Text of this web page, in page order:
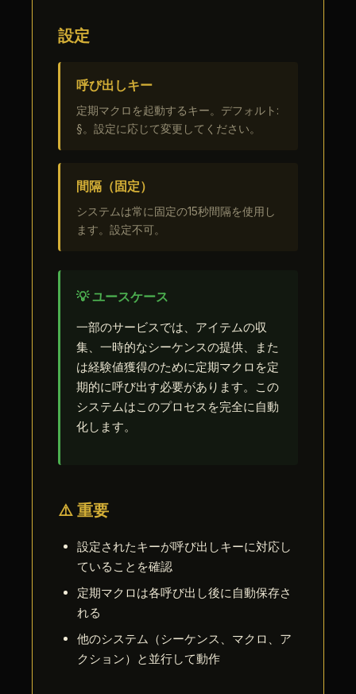
設定
呼び出しキー
定期マクロを起動するキー。デフォルト:
§。設定に応じて変更してください。
間隔（固定）
システムは常に固定の15秒間隔を使用し
ます。設定不可。
💡 ユースケース
一部のサービスでは、アイテムの収
集、一時的なシーケンスの提供、また
は経験値獲得のために定期マクロを定
期的に呼び出す必要があります。この
システムはこのプロセスを完全に自動
化します。
⚠️ 重要
設定されたキーが呼び出しキーに対応し
ていることを確認
定期マクロは各呼び出し後に自動保存さ
れる
他のシステム（シーケンス、マクロ、ア
クション）と並行して動作